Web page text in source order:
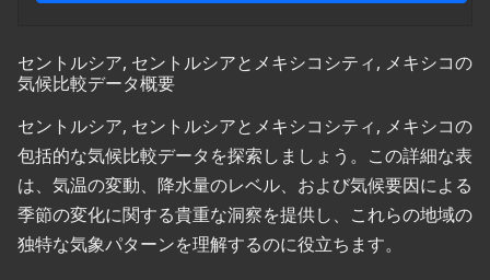
セントルシア, セントルシアとメキシコシティ, メキシコの
気候比較データ概要
セントルシア, セントルシアとメキシコシティ, メキシコの
包括的な気候比較データを探索しましょう。この詳細な表
は、気温の変動、降水量のレベル、および気候要因による
季節の変化に関する貴重な洞察を提供し、これらの地域の
独特な気象パターンを理解するのに役立ちます。